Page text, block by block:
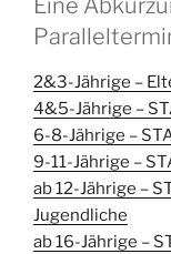
Eine
2&3-Jährige –
4&5-Jährige –
6-8-Jährige –
9-11-Jährige –
ab 12-Jährige –
Jugendliche
ab 16-Jährige –